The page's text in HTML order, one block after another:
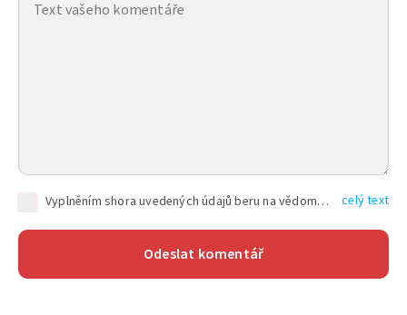
Vyplněním shora uvedených údajů beru na vědomí, že společnost TEXT FACTORY s.r.o., sídlem Brno, Durďákova 336/29, Černá Pole, PSČ: 613 00, IČ: 06157831, zapsané u Krajského soudu v Brně, oddíl C, vložka 100399, bude zpracovávat mé osobní údaje uvedené v rámci mnou vyplněného registračního formuláře na základě oprávněných zájmů TEXT FACTORY s.r.o. dle čl. 6 odst. 1 písm. f) GDPR a pro splnění právních povinností (čl. 6 odst. 1 písm. c) GDPR), a to pro tyto účely: nezbytnost zajistit oprávnění návštěvníka webových stránek provozovaných společností TEXT FACTORY s.r.o. přispívat aktivně ke zveřejněným článkům nebo v rámci diskusních fór a výkon práv TEXT FACTORY s.r.o. jako administrátora těchto diskusních fór. Více informací o zpracování osobních údajů a právech lze nalézt v celý text